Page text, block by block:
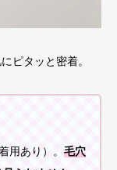
ピタッと密着。
用あり）。 毛穴